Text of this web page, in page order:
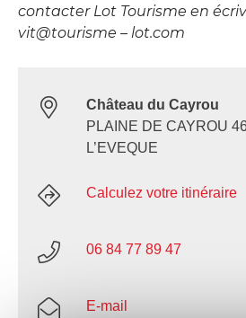
contacter Lot Tourisme en
vit@tourisme – lot.com
Château du Cayrou
PLAINE DE CAYROU
L’EVEQUE
Calculez votre itinéraire
06 84 77 89 47
E-mail